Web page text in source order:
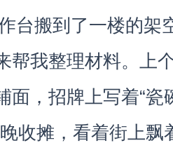
台搬到了一楼的架
帮我整理材料。上
面，招牌上写着“瓷
收摊，看着街上飘